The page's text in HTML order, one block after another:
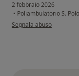
2 febbraio 2026
• Poliambulatorio S. Polo
secondo l'opinione
Segnala abuso